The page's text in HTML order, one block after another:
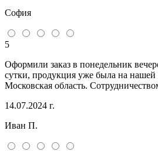
София
5
Оформили заказ в понедельник
сутки, продукция уже была на нашей
Московская область.
14.07.2024 г.
Иван П.